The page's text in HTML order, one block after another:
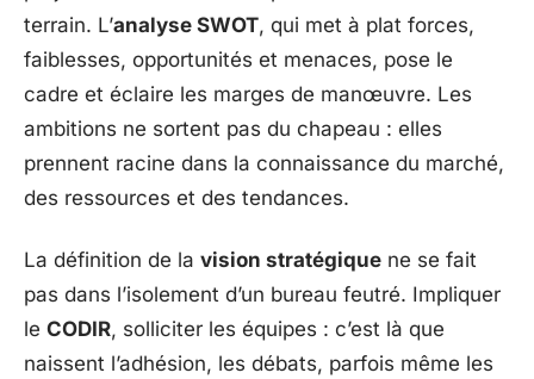
terrain. L’analyse SWOT, qui met à plat forces,
faiblesses, opportunités et menaces, pose le
cadre et éclaire les marges de manœuvre. Les
ambitions ne sortent pas du chapeau : elles
prennent racine dans la connaissance du marché,
des ressources et des tendances.
La définition de la vision stratégique ne se fait
pas dans l’isolement d’un bureau feutré. Impliquer
le CODIR, solliciter les équipes : c’est là que
naissent l’adhésion, les débats, parfois même les